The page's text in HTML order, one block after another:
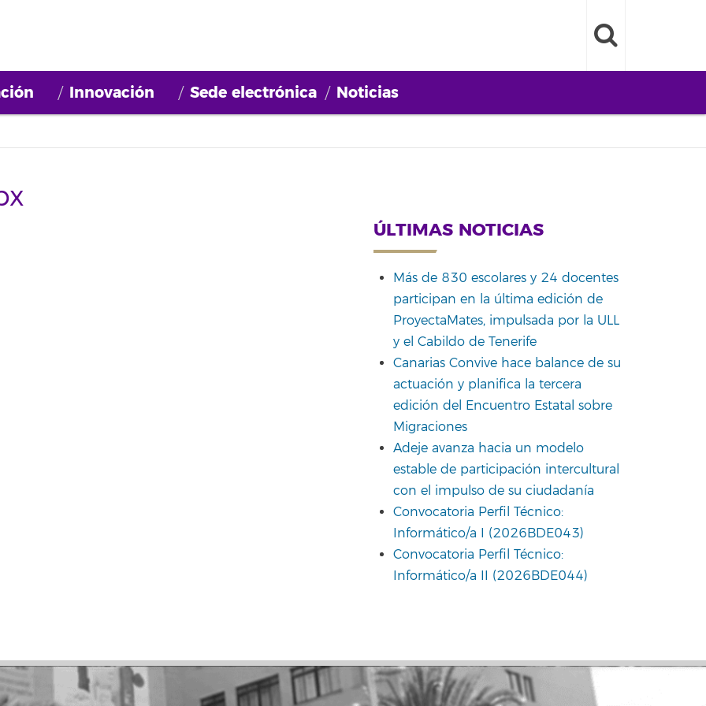
Innovación Sede electrónica Noticias
ÚLTIMAS NOTICIAS
Más de 830 escolares y 24 docentes
participan en la última edición de
ProyectaMates, impulsada por la ULL
y el Cabildo de Tenerife
Canarias Convive hace balance de su
actuación y planifica la tercera
edición del Encuentro Estatal sobre
Migraciones
Adeje avanza hacia un modelo
estable de participación intercultural
con el impulso de su ciudadanía
Convocatoria Perfil Técnico:
Informático/a I (2026BDE043)
Convocatoria Perfil Técnico:
Informático/a II (2026BDE044)